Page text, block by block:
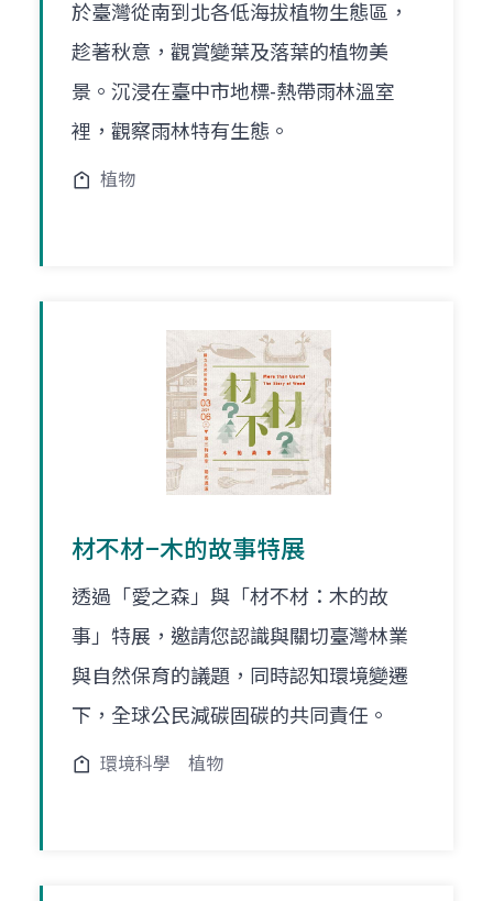
於臺灣從南到北各低海拔植物生態區，
趁著秋意，觀賞變葉及落葉的植物美
景。沉浸在臺中市地標-熱帶雨林溫室
裡，觀察雨林特有生態。
植物
材不材–木的故事特展
透過「愛之森」與「材不材：木的故
事」特展，邀請您認識與關切臺灣林業
與自然保育的議題，同時認知環境變遷
下，全球公民減碳固碳的共同責任。
環境科學 植物